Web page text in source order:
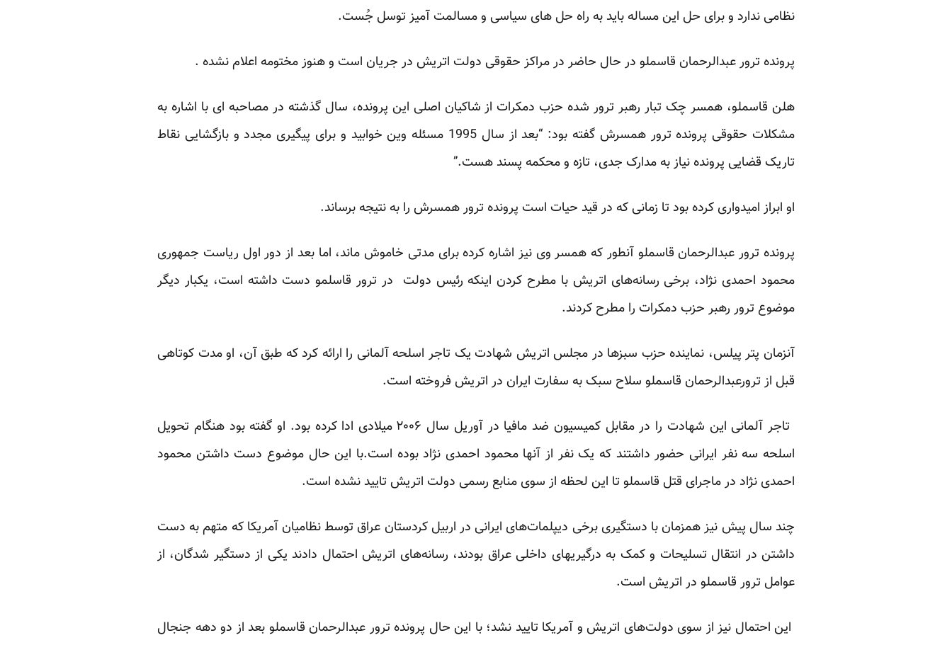
نظامی ندارد و برای حل این مساله باید به راه حل های سیاسی و مسالمت آمیز توسل جُست.
پرونده ترور عبدالرحمان قاسملو در حال حاضر در مراکز حقوقی دولت اتریش در جریان است و هنوز مختومه اعلام نشده .
هلن قاسملو، همسر چک تبار رهبر ترور شده حزب دمکرات از شاکیان اصلی این پرونده، سال گذشته در مصاحبه ای با اشاره به
مشکلات حقوقی پرونده ترور همسرش گفته بود: “بعد از سال 1995 مسئله وین خوابید و برای پیگیری مجدد و بازگشایی نقاط
تاریک قضایی پرونده نیاز به مدارک جدی، تازه و محکمه پسند هست.”
او ابراز امیدواری کرده بود تا زمانی که در قید حیات است پرونده ترور همسرش را به نتیجه برساند.
پرونده ترور عبدالرحمان قاسملو آنطور که همسر وی نیز اشاره کرده برای مدتی خاموش ماند، اما بعد از دور اول ریاست جمهوری
محمود احمدی نژاد، برخی رسانه‌های اتریش با مطرح کردن اینکه رئیس دولت در ترور قاسلمو دست داشته است، یکبار دیگر
موضوع ترور رهبر حزب دمکرات را مطرح کردند.
آنزمان پتر پیلس، نماینده حزب سبزها در مجلس اتریش شهادت یک تاجر اسلحه آلمانی را ارائه کرد که طبق آن، او مدت کوتاهی
قبل از ترورعبدالرحمان قاسملو سلاح سبک به سفارت ایران در اتریش فروخته است.
تاجر آلمانی این شهادت را در مقابل کمیسیون ضد مافیا در آوریل سال ۲۰۰۶ میلادی ادا کرده بود. او گفته بود هنگام تحویل
اسلحه سه نفر ایرانی حضور داشتند که یک نفر از آنها محمود احمدی نژاد بوده است.با این حال موضوع دست داشتن محمود
احمدی نژاد در ماجرای قتل قاسملو تا این لحظه از سوی منابع رسمی دولت اتریش تایید نشده است.
چند سال پیش نیز همزمان با دستگیری برخی دیپلمات‌های ایرانی در اربیل کردستان عراق توسط نظامیان آمریکا که متهم به دست
داشتن در انتقال تسلیحات و کمک به درگیریهای داخلی عراق بودند، رسانه‌های اتریش احتمال دادند یکی از دستگیر شدگان، از
عوامل ترور قاسملو در اتریش است.
این احتمال نیز از سوی دولت‌های اتریش و آمریکا تایید نشد؛ با این حال پرونده ترور عبدالرحمان قاسملو بعد از دو دهه جنجال